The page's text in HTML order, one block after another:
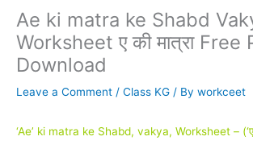
Ae ki matra ke Shabd
Worksheet ए की मात्रा Free
Download
Leave a Comment / Class KG / By workceet
‘Ae’ ki matra ke Shabd, vakya, Worksheet – (‘ए’